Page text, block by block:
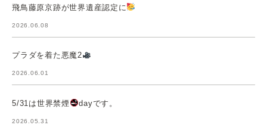
飛鳥藤原京跡が世界遺産認定に
2026.06.08
プラダを着た悪魔2
2026.06.01
5/31は世界禁煙 dayです。
2026.05.31